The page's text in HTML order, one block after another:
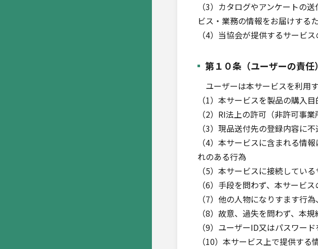
（3）カタログやアンケートの
ビス・業務の情報をお届けする
（4）当協会が提供するサービ
第１０条（ユーザーの責任）
ユーザーは本サービスを利用
（1）本サービスを製品の購入
（2）RI法上の許可（非許可事
（3）現品送付先の登録内容に
（4）本サービスに含まれる情
れのある行為
（5）本サービスに接続してい
（6）手段を問わず、本サービ
（7）他の人物になりすます行
（8）故意、過失を問わず、本
（9）ユーザーID又はパスワー
（10）本サービス上で提供す